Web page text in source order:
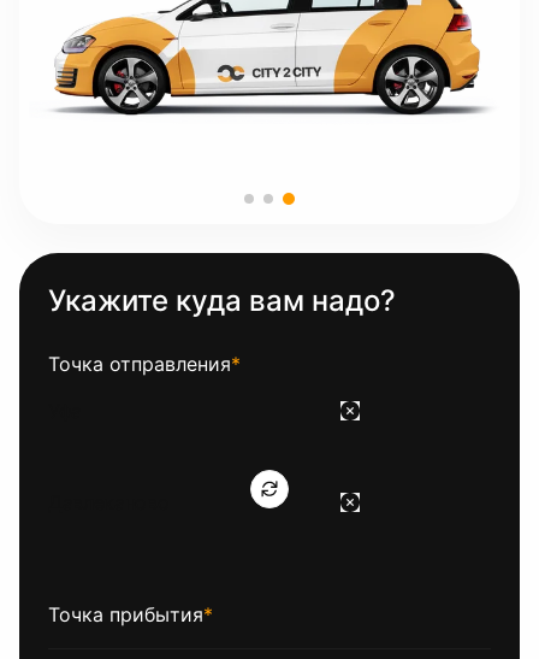
Укажите куда вам надо?
Точка отправления*
Точка прибытия*